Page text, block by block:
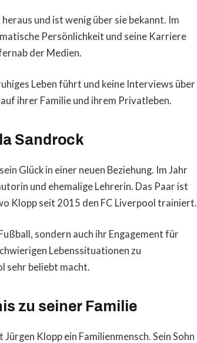
und ist wenig über sie bekannt. Im
Persönlichkeit und seine Karriere
der Medien.
Leben führt und keine Interviews über
ihrer Familie und ihrem Privatleben.
Sandrock
Glück in einer neuen Beziehung. Im Jahr
und ehemalige Lehrerin. Das Paar ist
Klopp seit 2015 den FC Liverpool trainiert.
sondern auch ihr Engagement für
Lebenssituationen zu
sehr beliebt macht.
zu seiner Familie
Klopp ein Familienmensch. Sein Sohn